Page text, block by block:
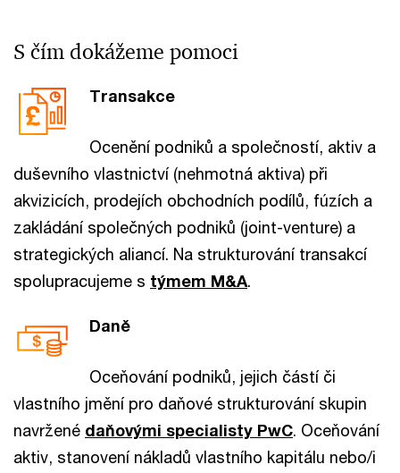
S čím dokážeme pomoci
Transakce
Ocenění podniků a společností, aktiv a
duševního vlastnictví (nehmotná aktiva) při
akvizicích, prodejích obchodních podílů, fúzích a
zakládání společných podniků (joint-venture) a
strategických aliancí. Na strukturování transakcí
spolupracujeme s týmem M&A.
Daně
Oceňování podniků, jejich částí či
vlastního jmění pro daňové strukturování skupin
navržené daňovými specialisty PwC. Oceňování
aktiv, stanovení nákladů vlastního kapitálu nebo/i